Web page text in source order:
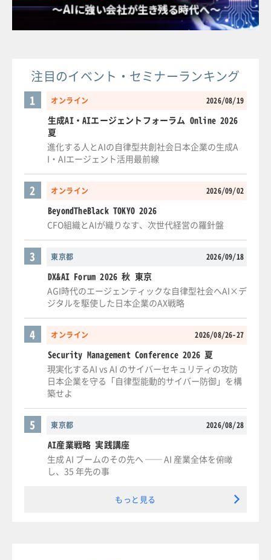
注目のイベント・セミナーランキング
オンライン 2026/08/19
1
生成AI・AIエージェントフォーラム Online 2026
夏
進化する人とAIの自律型共創社会日本企業の生成A
I・AIエージェント活用最前線
オンライン 2026/09/02
2
BeyondTheBlack TOKYO 2026
CFO組織とAIが織りなす、次世代経営の羅針盤
東京都 2026/09/18
3
DX&AI Forum 2026 秋 東京
AGI時代のエージェンティックな自律型社会へAI×デ
ジタルを駆使した日本企業のAX戦略
オンライン 2026/08/26-27
4
Security Management Conference 2026 夏
現実化するAI vs AI のサイバーセキュリティの攻防
日本企業を守る「自律型能動的サイバー防御」を構
築せよ
東京都 2026/08/28
5
AI産業戦略 実践講座
生成 AI ブームのその先へ ── AI 産業全体を俯瞰
し、35 年先の事
もっと見る